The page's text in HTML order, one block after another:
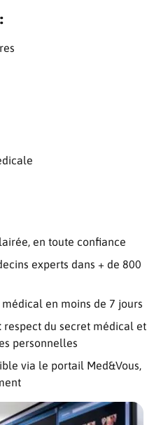
en toute confiance
experts dans + de 800
en moins de 7 jours
du secret médical et
personnelles
via le portail Med&Vous,